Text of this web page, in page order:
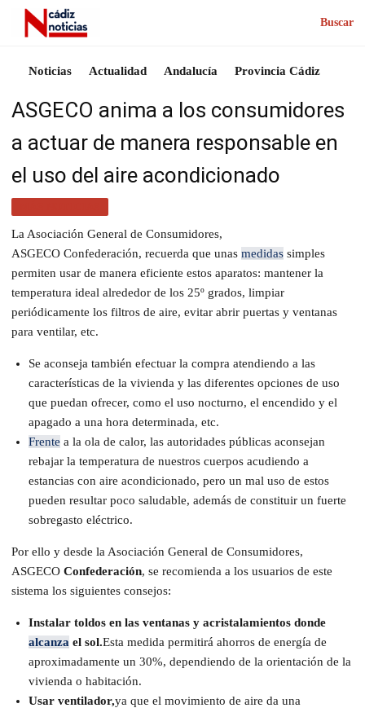
Buscar
Noticias Actualidad Andalucía Provincia Cádiz
ASGECO anima a los consumidores
a actuar de manera responsable en
el uso del aire acondicionado
La Asociación General de Consumidores,
ASGECO Confederación, recuerda que unas medidas simples
permiten usar de manera eficiente estos aparatos: mantener la
temperatura ideal alrededor de los 25º grados, limpiar
periódicamente los filtros de aire, evitar abrir puertas y ventanas
para ventilar, etc.
Se aconseja también efectuar la compra atendiendo a las
características de la vivienda y las diferentes opciones de uso
que puedan ofrecer, como el uso nocturno, el encendido y el
apagado a una hora determinada, etc.
Frente a la ola de calor, las autoridades públicas aconsejan
rebajar la temperatura de nuestros cuerpos acudiendo a
estancias con aire acondicionado, pero un mal uso de estos
pueden resultar poco saludable, además de constituir un fuerte
sobregasto eléctrico.
Por ello y desde la Asociación General de Consumidores,
ASGECO Confederación, se recomienda a los usuarios de este
sistema los siguientes consejos:
Instalar toldos en las ventanas y acristalamientos donde
alcanza el sol.Esta medida permitirá ahorros de energía de
aproximadamente un 30%, dependiendo de la orientación de la
vivienda o habitación.
Usar ventilador,ya que el movimiento de aire da una